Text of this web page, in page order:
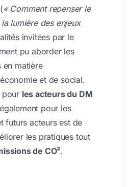
« Comment repenser le
lumière des enjeux
invitées par le
pu aborder les
en matière
et de social.
pour les acteurs du DM
pour les
futurs acteurs est de
les pratiques tout
de CO².